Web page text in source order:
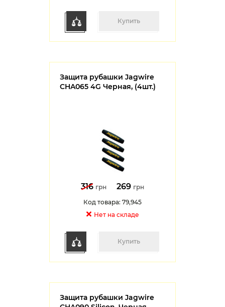
Купить
Защита рубашки Jagwire
CHA065 4G Черная, (4шт.)
316 грн 269 грн
Код товара: 79,945
Нет на cкладе
Купить
Защита рубашки Jagwire